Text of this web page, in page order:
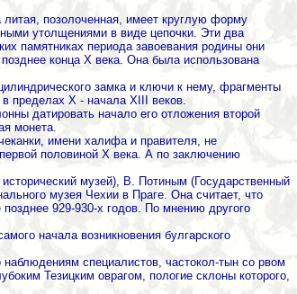
литая, позолоченная, имеет круглую форму
утолщениями в виде цепочки. Эти два
памятниках периода завоевания родины они
конца Х века. Она была использована
замка и ключи к нему, фрагменты
пределах Х - начала XIII веков.
датировать начало его отложения второй
монета.
имени халифа и правителя, не
половиной Х века. А по заключению
музей), В. Потиным (Государственный
музея Чехии в Праге. Она считает, что
929-930-х годов. По мнению другого
начала возникновения булгарского
специалистов, частокол-тын со рвом
Тезицким оврагом, пологие склоны которого,